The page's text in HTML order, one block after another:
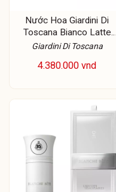
Nước Hoa Giardini Di
Toscana Bianco Latte
EDP
Giardini Di Toscana
4.380.000 vnd